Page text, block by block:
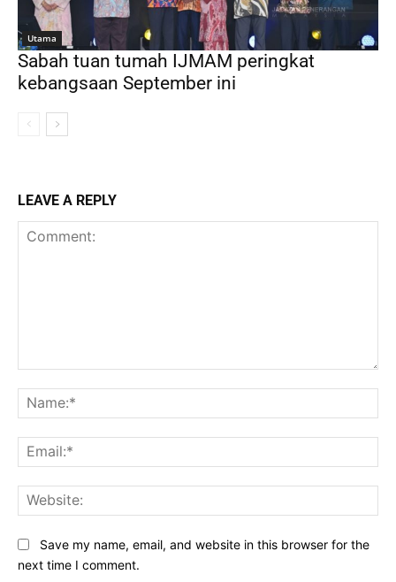
Utama
Sabah tuan tumah IJMAM peringkat
kebangsaan September ini
LEAVE A REPLY
Save my name, email, and website in this browser for the
next time I comment.